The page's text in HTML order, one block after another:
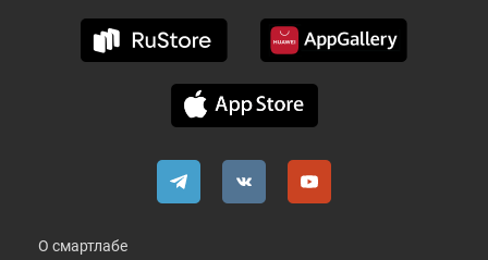
О смартлабе